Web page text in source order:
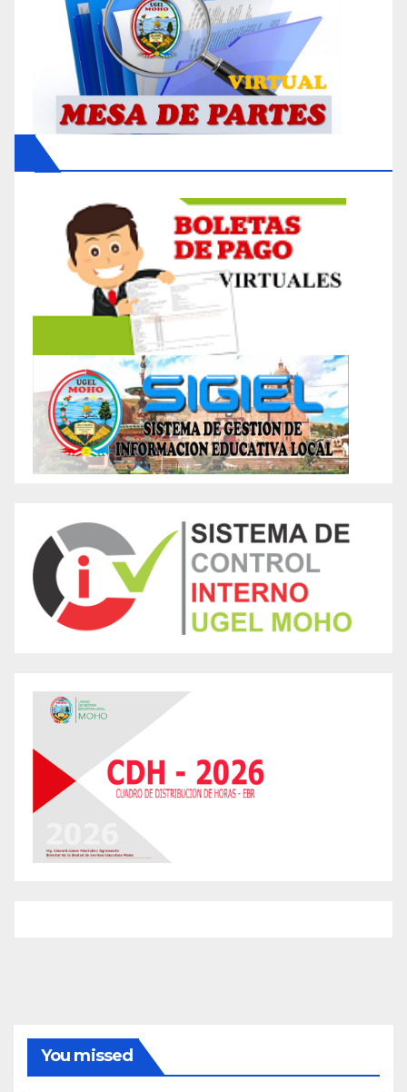
You missed